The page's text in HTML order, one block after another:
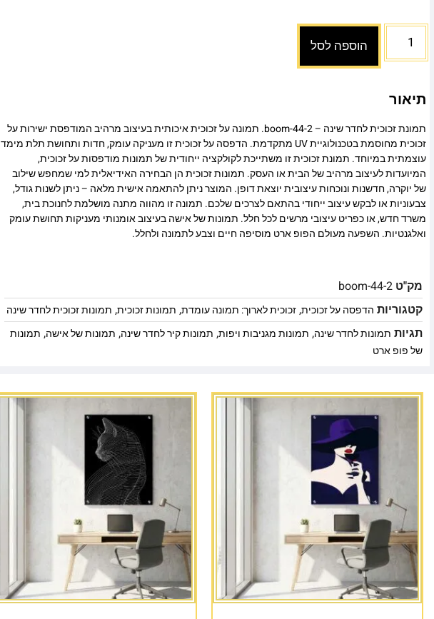
הוספה לסל
תיאור
תמונת זכוכית לחדר שינה – boom-44-2. תמונה על זכוכית איכותית בעיצוב מרהיב המודפסת ישירות על
זכוכית מחוסמת בטכנולוגיית UV מתקדמת. הדפסה על זכוכית זו מעניקה עומק, חדות ותחושת תלת מימד
עוצמתית במיוחד. תמונת זכוכית זו משתייכת לקולקציה ייחודית של תמונות מודפסות על זכוכית,
המיועדות לעיצוב מרהיב של הבית או העסק. תמונות זכוכית הן הבחירה האידיאלית למי שמחפש שילוב
של יוקרה, חדשנות ונוכחות עיצובית יוצאת דופן. המוצר ניתן להתאמה אישית מלאה – ניתן לשנות גודל,
צבעוניות או לבקש עיצוב ייחודי בהתאם לצרכים שלכם. תמונה זו מהווה מתנה מושלמת לחנוכת בית,
משרד חדש, או כפריט עיצובי מרשים לכל חלל. תמונות של אישה בעיצוב אומנותי מעניקות תחושת עומק
ואלגנטיות. השפעה מעולם הפופ ארט מוסיפה חיים וצבע לתמונה ולחלל.
מק"טboom-44-2
קטגוריות הדפסה על זכוכית,זכוכית לארוך: תמונה עומדת, תמונות זכוכית, תמונות זכוכית לחדר שינה
תגיות תמונות לחדר שינה, תמונות מגניבות ויפות, תמונות קיר לחדר שינה, תמונות של אישה, תמונות
של פופ ארט